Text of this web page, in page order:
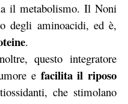
il metabolismo. Il Noni
degli aminoacidi, ed è,
.
questo integratore
efacilita il riposo
che stimolano